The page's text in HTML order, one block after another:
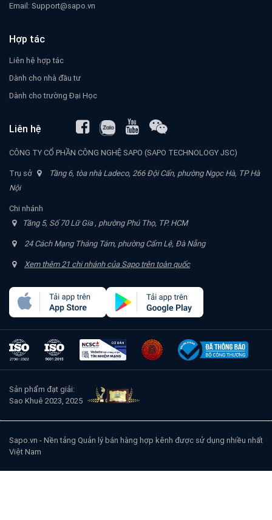
Email:Support@sapo.vn
Hợp tác
Liên hệ hợp tác
Dành cho nhà đầu tư
Dành cho trường Đại Học
Liên hệ
CÔNG TY CỔ PHẦN CÔNG NGHỆ SAPO (SAPO TECHNOLOGY JSC)
Trụ sở
Tầng 6, tòa nhà Ladeco, 266 Đội Cấn, phường Ngọc Hà, TP Hà
Nội
Chi nhánh
Tầng 5, Số 70 Lữ Gia , phường Phú Thọ, TP. HCM
24 Cách Mạng Tháng Tám, phường Cẩm Lệ, Đà Nẵng
Xem thêm 21 chi nhánh của Sapo trên toàn quốc
Sapo.vn - Nền tảng Quản lý bán hàng hợp kênh được sử dụng nhiều nhất
Việt Nam
Sản phẩm đạt giải:
Sao Khuê 2023, 2025